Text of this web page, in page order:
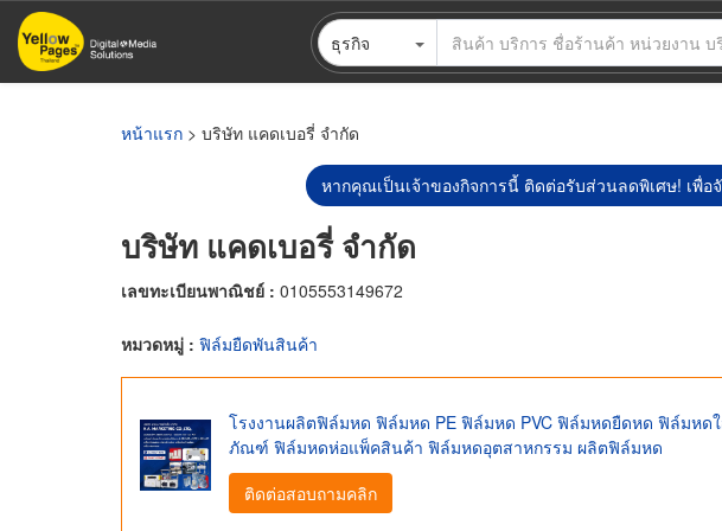
ข้าม
ไป
ธุรกิจ
หน้าแรก > บริษัท แคดเบอรี่ จำกัด
หากคุณเป็นเจ้าของกิจการนี้ ติดต่อรับส่วนลดพิเศษ! เพื่อ
บริษัท แคดเบอรี่ จำกัด
เลขทะเบียนพาณิชย์ : 0105553149672
หมวดหมู่ : ฟิล์มยืดพันสินค้า
โรงงานผลิตฟิล์มหด ฟิล์มหด PE ฟิล์มหด PVC ฟิล์มหดยืดหด ฟิล์มห
ภัณฑ์ ฟิล์มหดห่อแพ็คสินค้า ฟิล์มหดอุตสาหกรรม ผลิตฟิล์มหด
ติดต่อสอบถามคลิก